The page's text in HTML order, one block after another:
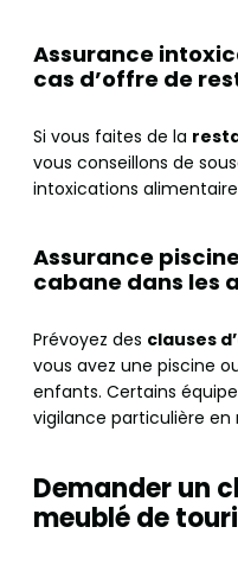
Assurance
cas d’offre de
Si vous faites de la
vous conseillons de
intoxications
Assurance
cabane dans les
Prévoyez des clauses
vous avez une piscine
enfants. Certains
vigilance particulière
Demander un
meublé de